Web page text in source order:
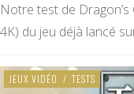
Notre test de
4K) du jeu déjà lancé
JEUX VIDÉO / TESTS